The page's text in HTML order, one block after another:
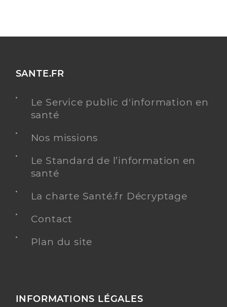
SANTE.FR
Le Service public d'information en
santé
Nos missions
Le Standard de l’information en
santé
La charte Santé.fr Décryptage
Contact
Plan du site
INFORMATIONS LÉGALES